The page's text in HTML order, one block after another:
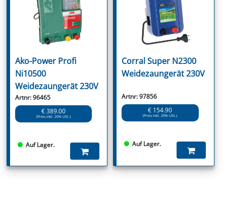
Ako-Power Profi
Ni10500
Weidezaungerät 230V
Artnr: 96465
€ 389.00
(Preis inkl. 20% USt.)
Auf Lager.
Corral Super N2300
Weidezaungerät 230V
Artnr: 97856
€ 154.90
(Preis inkl. 20% USt.)
Auf Lager.